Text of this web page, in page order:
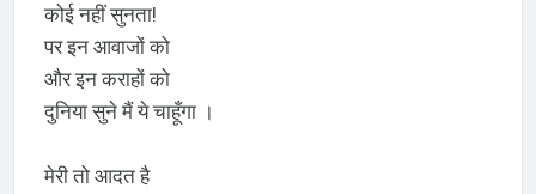
कोई नहीं सुनता!
पर इन आवाजों को
और इन कराहों को
दुनिया सुने मैं ये चाहूँगा ।
मेरी तो आदत है